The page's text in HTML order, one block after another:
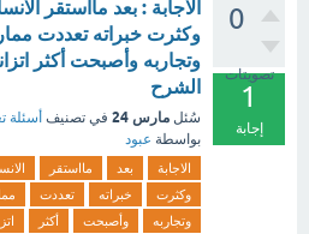
0
تصويتات
1
إجابة
الاجابة : بعد مااستقر
وكثرت خبراته تعددت
وتجاربه وأصبحت أكثر
الشرح
سُئل مارس 24 في تصنيف أسئلة
بواسطة عبود
الاجابة بعد مااستقر
وكثرت
خبراته تعددت
وتجاربه
وأصبحت أكثر